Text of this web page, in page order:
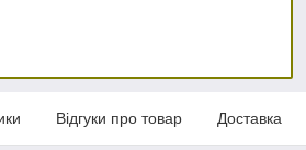
Відгуки про товар Доставка